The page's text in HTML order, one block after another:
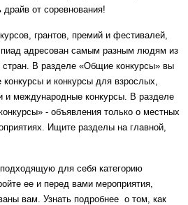
драйв от соревнования!
грантов, премий и фестивалей,
адресован самым разным людям из
стран. В разделе «Общие конкурсы» вы
конкурсы и конкурсы для взрослых,
и международные конкурсы. В разделе
- объявления только о местных
Ищите разделы на главной,
для себя категорию
ее и перед вами мероприятия,
вам. Узнать подробнее о том, как